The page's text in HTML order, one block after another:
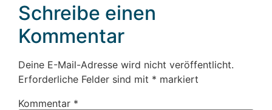
Schreibe einen
Kommentar
Deine E-Mail-Adresse wird nicht veröffentlicht.
Erforderliche Felder sind mit * markiert
Kommentar *